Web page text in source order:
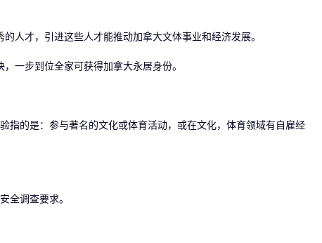
才，引进这些人才能推动加拿大文体事业和经济发展。
步到位全家可获得加拿大永居身份。
的是：参与著名的文化或体育活动，或在文化，体育领域有自雇经
调查要求。